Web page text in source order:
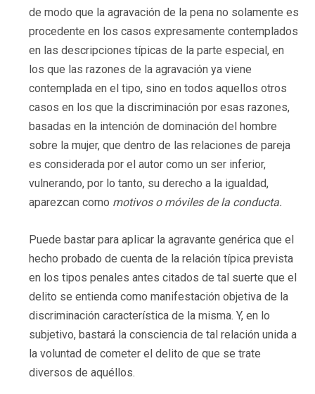
de modo que la agravación de la pena no solamente es
procedente en los casos expresamente contemplados
en las descripciones típicas de la parte especial, en
los que las razones de la agravación ya viene
contemplada en el tipo, sino en todos aquellos otros
casos en los que la discriminación por esas razones,
basadas en la intención de dominación del hombre
sobre la mujer, que dentro de las relaciones de pareja
es considerada por el autor como un ser inferior,
vulnerando, por lo tanto, su derecho a la igualdad,
aparezcan como motivos o móviles de la conducta.
Puede bastar para aplicar la agravante genérica que el
hecho probado de cuenta de la relación típica prevista
en los tipos penales antes citados de tal suerte que el
delito se entienda como manifestación objetiva de la
discriminación característica de la misma. Y, en lo
subjetivo, bastará la consciencia de tal relación unida a
la voluntad de cometer el delito de que se trate
diversos de aquéllos.